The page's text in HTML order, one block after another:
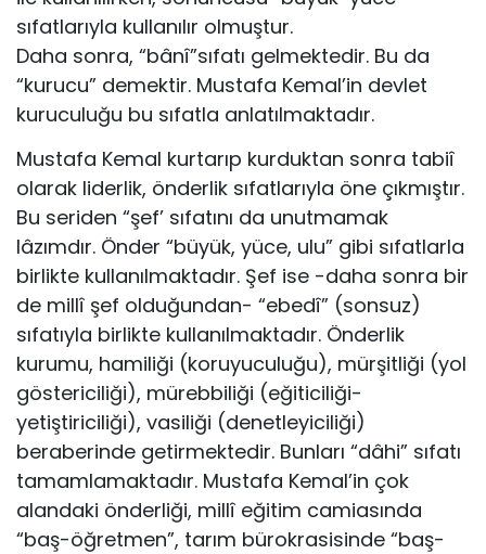
sıfatlarıyla kullanılır olmuştur.
Daha sonra, “bânî”sıfatı gelmektedir. Bu da
“kurucu” demektir. Mustafa Kemal’in devlet
kuruculuğu bu sıfatla anlatılmaktadır.
Mustafa Kemal kurtarıp kurduktan sonra tabiî
olarak liderlik, önderlik sıfatlarıyla öne çıkmıştır.
Bu seriden “şef’ sıfatını da unutmamak
lâzımdır. Önder “büyük, yüce, ulu” gibi sıfatlarla
birlikte kullanılmaktadır. Şef ise -daha sonra bir
de millî şef olduğundan- “ebedî” (sonsuz)
sıfatıyla birlikte kullanılmaktadır. Önderlik
kurumu, hamiliği (koruyuculuğu), mürşitliği (yol
göstericiliği), mürebbiliği (eğiticiliği-
yetiştiriciliği), vasiliği (denetleyiciliği)
beraberinde getirmektedir. Bunları “dâhi” sıfatı
tamamlamaktadır. Mustafa Kemal’in çok
alandaki önderliği, millî eğitim camiasında
“baş-öğretmen”, tarım bürokrasisinde “baş-